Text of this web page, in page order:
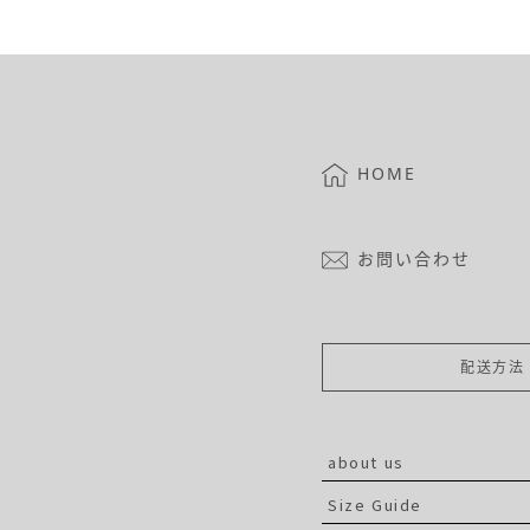
HOME
お問い合わせ
配送方法
about us
Size Guide